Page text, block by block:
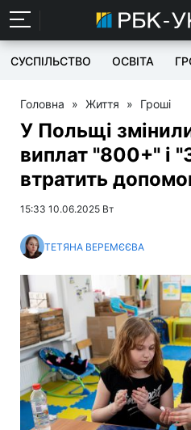
СУСПІЛЬСТВО ОСВІТА
Головна » Життя » Гроші
У Польщі
виплат "800+" і
втратить
15:33 10.06.2025 Вт
ТЕТЯНА ВЕРЕМЄЄВА